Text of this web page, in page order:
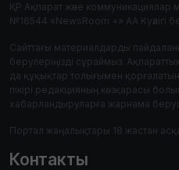
ҚР Ақпарат және коммуникациялар
№16544 «NewsRoom +» АА Куәлігі
Сайттағы материалдарды
берулеріңізді сұраймыз.
да құқықтар толығымен
пікірі редакцияның көзқарасы
хабарландыруларға жарнама
Портал жаңалықтары 18 жастан
Контакты